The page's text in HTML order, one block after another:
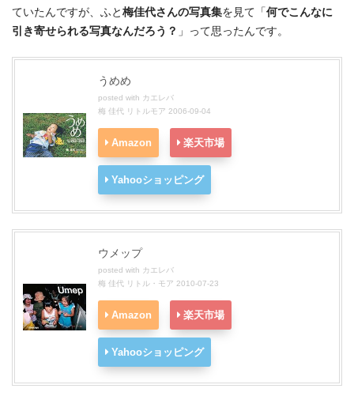
ていたんですが、ふと 梅佳代さんの写真集を見て「何でこんなに
引き寄せられる写真なんだろう？ 」って思ったんです。
うめめ
posted with カエレバ
梅 佳代 リトルモア 2006-09-04
Amazon 楽天市場
Yahooショッピング
ウメップ
posted with カエレバ
梅 佳代 リトル・モア 2010-07-23
Amazon 楽天市場
Yahooショッピング